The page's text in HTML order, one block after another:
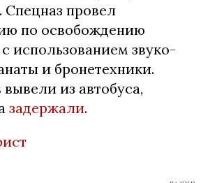
Спецназ провел
по освобождению
использованием звуко-
и бронетехники.
из автобуса,
задержали.